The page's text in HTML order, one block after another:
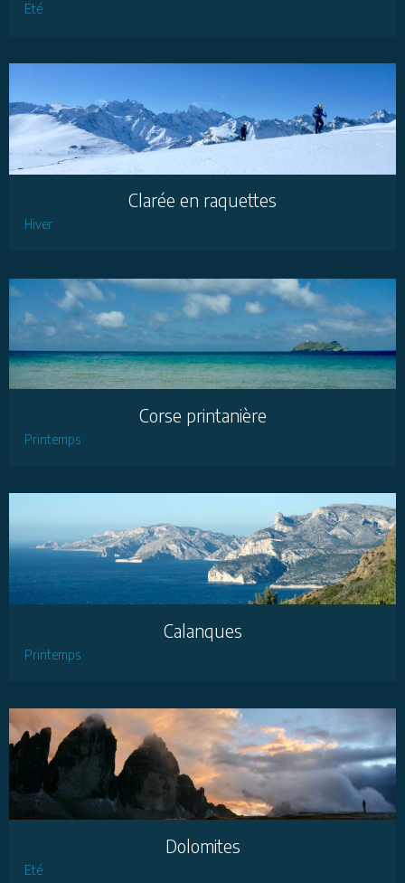
Eté
Clarée en raquettes
Hiver
Corse printanière
Printemps
Calanques
Printemps
Dolomites
Eté